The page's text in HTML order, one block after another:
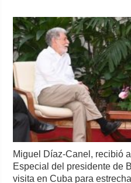
Miguel Díaz-Canel, recibió
Especial del presidente de
visita en Cuba para